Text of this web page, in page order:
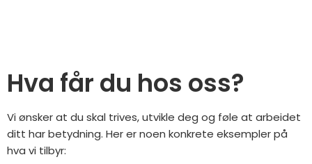
Hva får du hos oss?
Vi ønsker at du skal trives, utvikle deg og føle at arbeidet
ditt har betydning. Her er noen konkrete eksempler på
hva vi tilbyr: